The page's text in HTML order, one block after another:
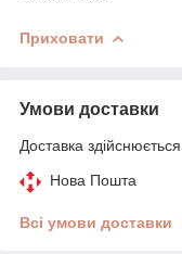
Приховати
Умови доставки
Доставка
Нова Пошта
Всі умови доставки